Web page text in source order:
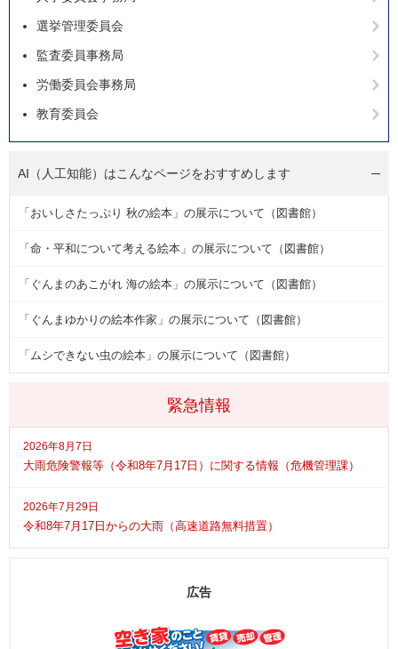
緊急情報
2026年8月7日
大雨危険警報等（令和8年7月17日）に関する情報（危機管理課）
2026年7月29日
令和8年7月17日からの大雨（高速道路無料措置）
選挙管理委員会
監査委員事務局
労働委員会事務局
教育委員会
AI（人工知能）はこんなページをおすすめします
「おいしさたっぷり 秋の絵本」の展示について（図書館）
「命・平和について考える絵本」の展示について（図書館）
「ぐんまのあこがれ 海の絵本」の展示について（図書館）
「ぐんまゆかりの絵本作家」の展示について（図書館）
「ムシできない虫の絵本」の展示について（図書館）
広告